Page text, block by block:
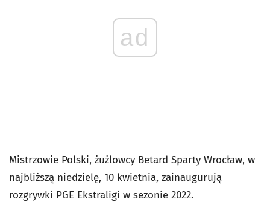
ad
Mistrzowie Polski, żużlowcy Betard Sparty Wrocław, w
najbliższą niedzielę, 10 kwietnia, zainaugurują
rozgrywki PGE Ekstraligi w sezonie 2022.